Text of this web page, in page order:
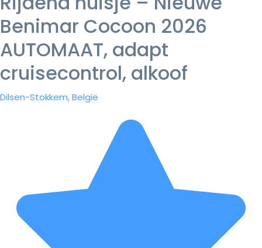
Benimar Cocoon 2026
AUTOMAAT, adapt
cruisecontrol, alkoof
Dilsen-Stokkem, België